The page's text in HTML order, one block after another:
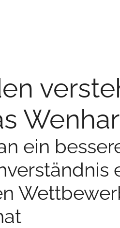
ein